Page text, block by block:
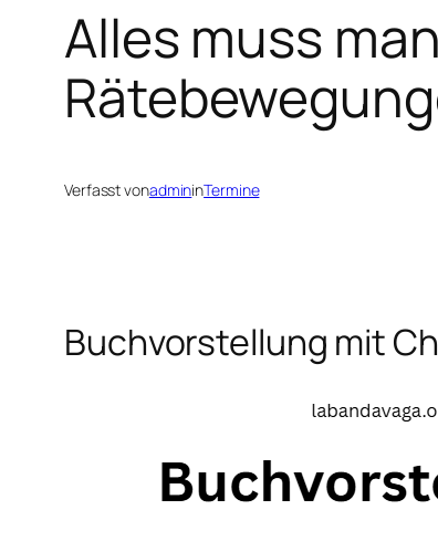
Alles muss
Verfasst vonadmininTermine
Buchvorstellung mit